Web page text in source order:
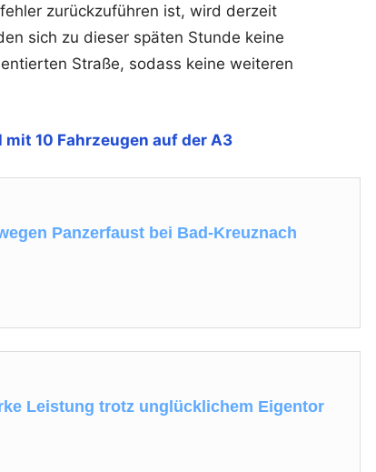
zurückzuführen ist, wird derzeit
sich zu dieser späten Stunde keine
Straße, sodass keine weiteren
mit 10 Fahrzeugen auf der A3
Panzerfaust bei Bad-Kreuznach
Leistung trotz unglücklichem Eigentor